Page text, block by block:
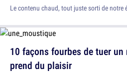
Le contenu chaud, tout juste sorti de notre
10 façons fourbes de tuer
prend du plaisir